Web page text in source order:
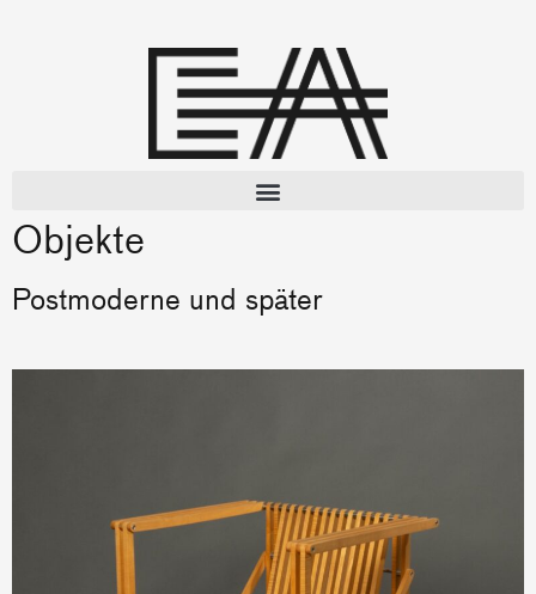
Objekte
Postmoderne und später